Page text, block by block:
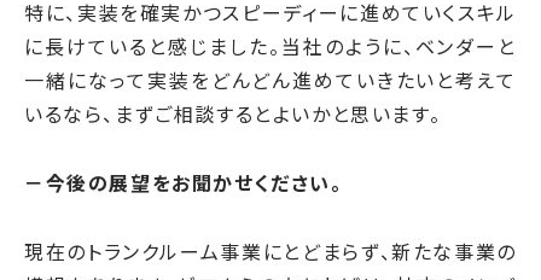
特に、実装を確実かつスピーディーに進めていくスキル
に長けていると感じました。当社のように、ベンダーと
一緒になって実装をどんどん進めていきたいと考えて
いるなら、まずご相談するとよいかと思います。
－今後の展望をお聞かせください。
現在のトランクルーム事業にとどまらず、新たな事業の